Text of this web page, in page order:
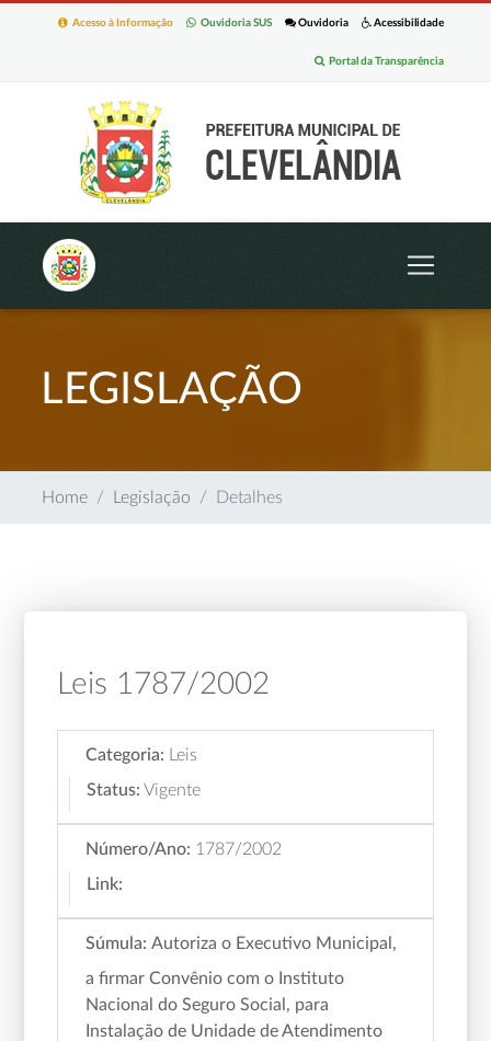
Acessibilidade
Ouvidoria
Ouvidoria SUS
Acesso à Informação
Portal da Transparência
LEGISLAÇÃO
Home Legislação Detalhes
Leis 1787/2002
Categoria:
Leis
Status: Vigente
Número/Ano: 1787/2002
Link:
Súmula: Autoriza o Executivo Municipal,
a firmar Convênio com o Instituto
Nacional do Seguro Social, para
Instalação de Unidade de Atendimento